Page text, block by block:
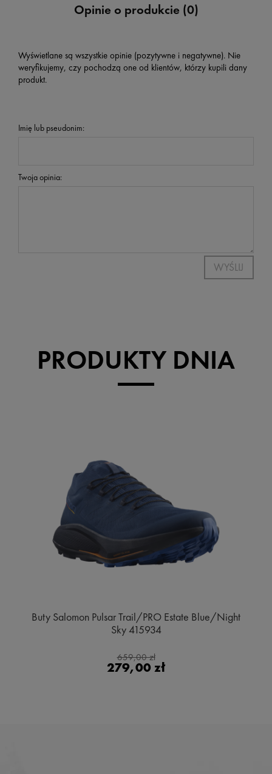
Opinie o produkcie (0)
Wyświetlane są wszystkie opinie (pozytywne i negatywne). Nie
weryfikujemy, czy pochodzą one od klientów, którzy kupili dany
produkt.
Imię lub pseudonim:
Twoja opinia:
WYŚLIJ
PRODUKTY DNIA
Buty Salomon Pulsar Trail/PRO Estate Blue/Night
Sky 415934
659,00 zł
279,00 zł